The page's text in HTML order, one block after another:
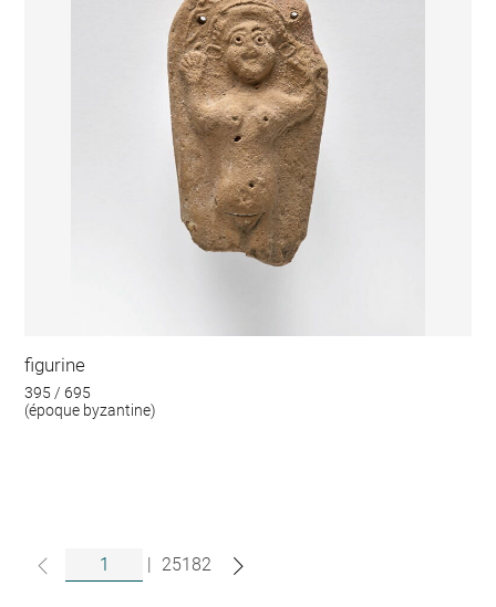
figurine
395 / 695
(époque byzantine)
| 25182